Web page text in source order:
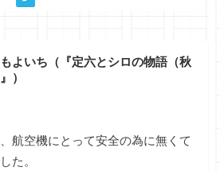
よいち（『定六とシロの物語（秋
）
航空機にとって安全の為に無くて
た。